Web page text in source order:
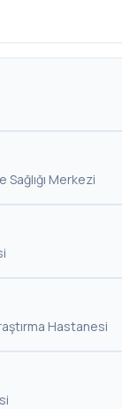
Sağlığı Merkezi
Hastanesi